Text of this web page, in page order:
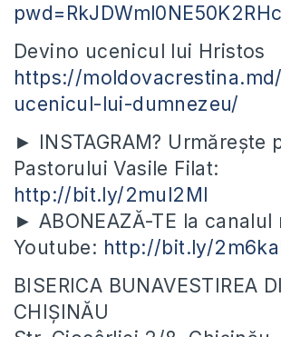
Devino ucenicul lui Hristos
https://
ucenicul-lui-dumnezeu/
► INSTAGRAM? Urmărește
Pastorului Vasile Filat:
http://bit.ly/2mul2Ml
► ABONEAZĂ-TE la canalul
Youtube: http://bit.ly/
BISERICA BUNAVESTIREA
CHIȘINĂU